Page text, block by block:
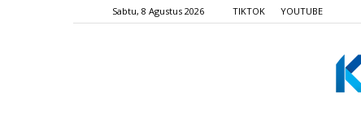
Sabtu, 8 Agustus 2026 TIKTOK YOUTUBE